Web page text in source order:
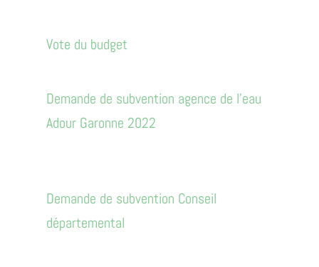
Vote du budget
Demande de subvention agence de l'eau
Adour Garonne 2022
Demande de subvention Conseil
départemental